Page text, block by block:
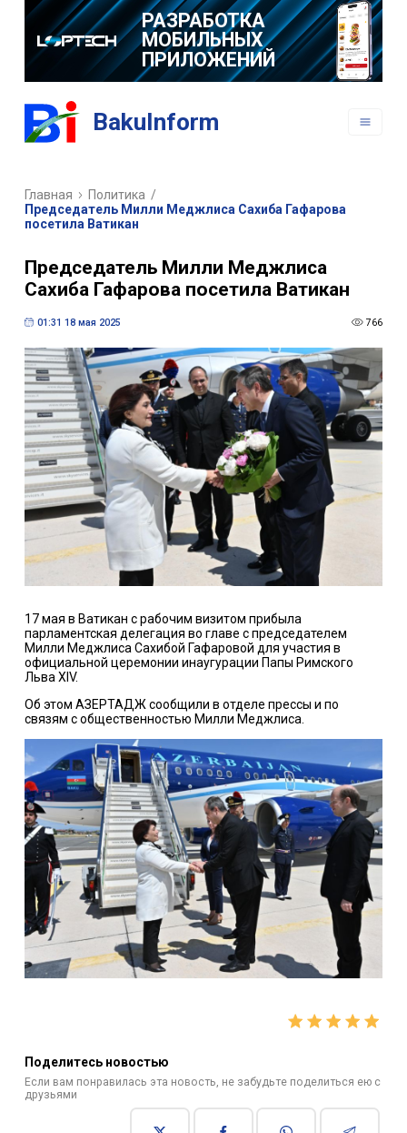
РАЗРАБОТКА
МОБИЛЬНЫХ
ПРИЛОЖЕНИЙ
BakuInform
Главная Политика /
Председатель Милли Меджлиса Сахиба Гафарова
посетила Ватикан
Председатель Милли Меджлиса
Сахиба Гафарова посетила Ватикан
01:31 18 мая 2025 766
17 мая в Ватикан с рабочим визитом прибыла
парламентская делегация во главе с председателем
Милли Меджлиса Сахибой Гафаровой для участия в
официальной церемонии инаугурации Папы Римского
Льва XIV.
Об этом АЗЕРТАДЖсообщили в отделе прессы и по
связям с общественностью Милли Меджлиса.
Поделитесь новостью
Если вам понравилась эта новость, не забудьте поделиться ею с
друзьями